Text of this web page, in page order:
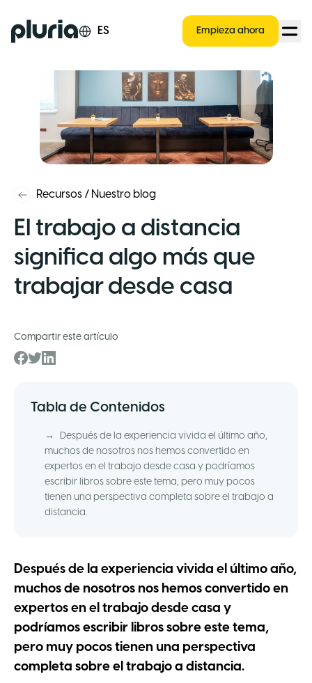
Logo Pluria ES Empieza ahora
Recursos / Nuestro blog
El trabajo a distancia
significa algo más que
trabajar desde casa
Compartir este artículo
Tabla de Contenidos
→
Después de la experiencia vivida el último año,
muchos de nosotros nos hemos convertido en
expertos en el trabajo desde casa y podríamos
escribir libros sobre este tema, pero muy pocos
tienen una perspectiva completa sobre el trabajo a
distancia.
Después de la experiencia vivida el último año,
muchos de nosotros nos hemos convertido en
expertos en el trabajo desde casa y
podríamos escribir libros sobre este tema,
pero muy pocos tienen una perspectiva
completa sobre el trabajo a distancia.